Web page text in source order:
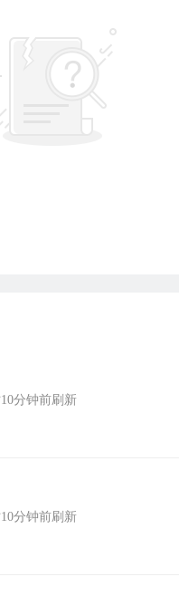
分钟前刷新
分钟前刷新